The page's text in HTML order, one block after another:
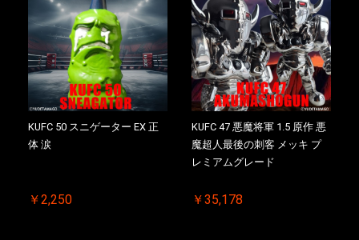
KUFC 50 スニゲーター EX 正
体 涙
￥2,250
KUFC 47 悪魔将軍 1.5 原作 悪
魔超人最後の刺客 メッキ プ
レミアムグレード
￥35,178